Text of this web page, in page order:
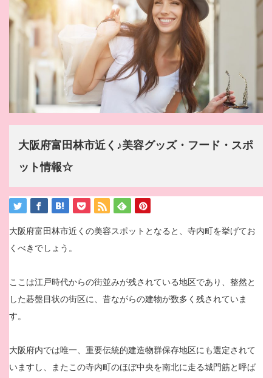
大阪府富田林市近く♪美容グッズ・フード・スポ
ット情報☆
大阪府富田林市近くの美容スポットとなると、寺内町を挙げてお
くべきでしょう。
ここは江戸時代からの街並みが残されている地区であり、整然と
した碁盤目状の街区に、昔ながらの建物が数多く残されていま
す。
大阪府内では唯一、重要伝統的建造物群保存地区にも選定されて
いますし、またこの寺内町のほぼ中央を南北に走る城門筋と呼ば